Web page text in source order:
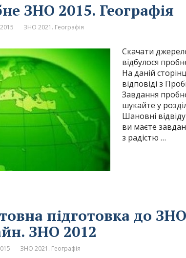
ЗНО 2015. Географія
ЗНО 2021. Географія
Скачати
відбулося
На даній
відповіді з
Завдання
шукайте у
Шановні
ви маєте
з радістю …
підготовка до ЗНО
ЗНО 2012
ЗНО 2021. Географія